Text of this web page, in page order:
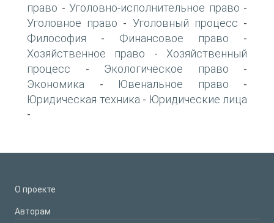
право - Уголовно-исполнительное право -
Уголовное право - Уголовный процесс -
Философия - Финансовое право -
Хозяйственное право - Хозяйственный
процесс - Экологическое право -
Экономика - Ювенальное право -
Юридическая техника - Юридические лица
-
О проекте
Авторам